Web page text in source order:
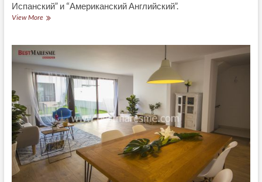
Испанский” и “Американский Английский”.
View More(Español)
a
2
minutos
de
la
playa!!!